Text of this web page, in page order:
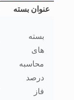
عنوان بسته
بسته
های
محاسبه
درصد
فاز